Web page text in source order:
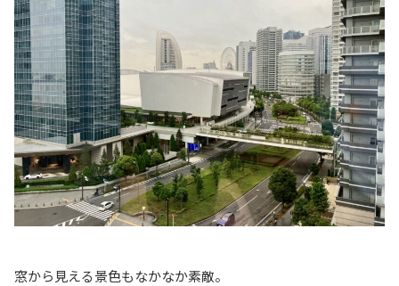
窓から見える景色もなかなか素敵。